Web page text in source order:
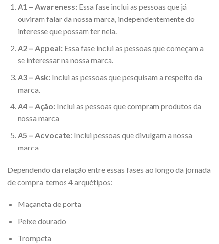
A1 – Awareness:Essa fase inclui as pessoas que já
ouviram falar da nossa marca, independentemente do
interesse que possam ter nela.
A2 – Appeal: Essa fase inclui as pessoas que começam a
se interessar na nossa marca.
A3 – Ask:Inclui as pessoas que pesquisam a respeito da
marca.
A4 – Ação: Inclui as pessoas que compram produtos da
nossa marca
A5 – Advocate: Inclui pessoas que divulgam a nossa
marca.
Dependendo da relação entre essas fases ao longo da jornada
de compra, temos 4 arquétipos:
Maçaneta de porta
Peixe dourado
Trompeta